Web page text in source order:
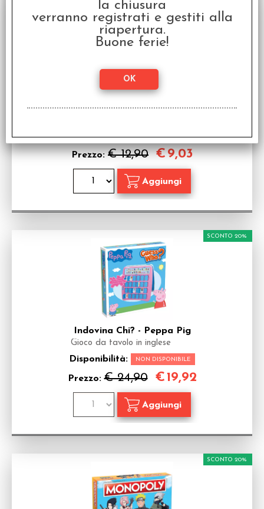
AMMACCATO - Dark Tales - Cenerentola
AMMACCATA SUL RETRO, GIOCO
Disponibilità: DISPONIBILE
Prezzo:€ 12,90 €9,03
Indovina Chi? - Peppa Pig
Gioco da tavolo in inglese
Disponibilità: NON DISPONIBILE
Prezzo:€ 24,90
SCONTO 20%
€19,92
SCONTO 20%
la chiusura
verranno registrati e gestiti alla
riapertura.
Buone ferie!